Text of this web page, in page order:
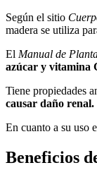
Según el sitio
madera se utiliza
El Manual de
azúcar y vitamina
Tiene propiedades
causar daño renal.
En cuanto a su uso
Beneficios